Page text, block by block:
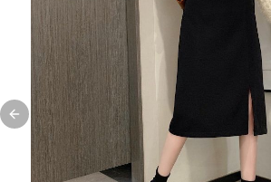
Previous slide